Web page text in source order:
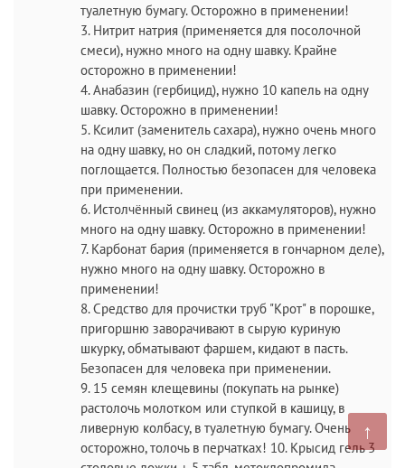
туалетную бумагу. Осторожно в применении!
3. Нитрит натрия (применяется для посолочной
смеси), нужно много на одну шавку. Крайне
осторожно в применении!
4. Анабазин (гербицид), нужно 10 капель на одну
шавку. Осторожно в применении!
5. Ксилит (заменитель сахара), нужно очень много
на одну шавку, но он сладкий, потому легко
поглощается. Полностью безопасен для человека
при применении.
6. Истолчённый свинец (из аккамуляторов), нужно
много на одну шавку. Осторожно в применении!
7. Карбонат бария (применяется в гончарном деле),
нужно много на одну шавку. Осторожно в
применении!
8. Средство для прочистки труб "Крот" в порошке,
пригоршню заворачивают в сырую куриную
шкурку, обматывают фаршем, кидают в пасть.
Безопасен для человека при применении.
9. 15 семян клещевины (покупать на рынке)
растолочь молотком или ступкой в кашицу, в
ливерную колбасу, в туалетную бумагу. Очень
осторожно, толочь в перчатках! 10. Крысид гель 3
↑